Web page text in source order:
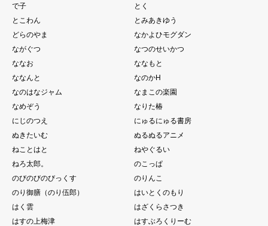
で子
とく
とこわん
とみあきゆう
どらのやま
なかよひモグダン
ながぐつ
なつのせいかつ
ななお
ななもと
ななんと
なのかH
なのはなジャム
なまこの楽園
なめぞう
なりた椿
にじのつえ
にゅるにゅる書房
ぬきたいむ
ぬるぬるアニメ
ねことはと
ねやぐるい
ねろ太郎。
のこっぱ
のびのびのびっくす
のりんこ
のり御膳（のり伍郎）
はいとくのもり
はく雲
はざくらさつき
はすの上梅津
はすぶろくりーむ